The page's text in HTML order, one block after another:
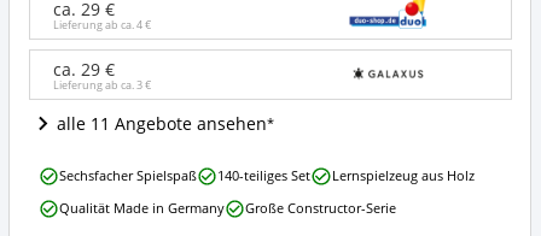
Angebote:
Wo
dieses
Eichhorn
Konstruktionsspielzeug
Holz
erhältlich?
ca. 29 €
Lieferung ab ca.4 €
ca. 29 €
Lieferung ab ca.3 €
alle 11 Angebote ansehen
Eichhorn
Constructor
Sechsfacher Spielspaß 140-teiliges Set
Lernspielzeug aus Holz
Qualität Made in Germany
Große Constructor-Serie